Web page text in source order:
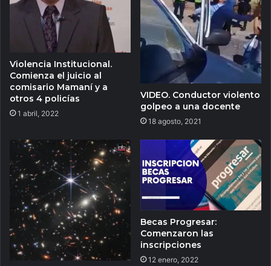
Violencia Institucional.
Comienza el juicio al
comisario Mamaní y a
otros 4 policías
1 abril, 2022
VIDEO. Conductor violento
golpeo a una docente
18 agosto, 2021
Becas Progresar:
Comenzaron las
inscripciones
12 enero, 2022